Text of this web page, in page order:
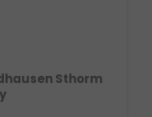
Sthorm